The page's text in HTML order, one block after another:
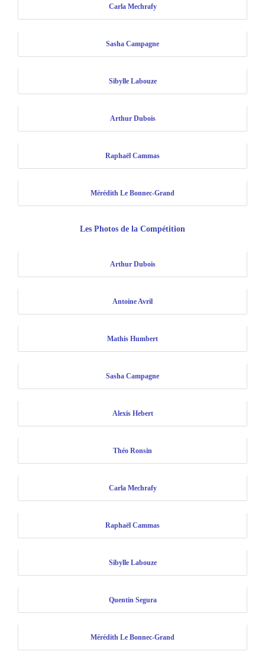
Carla Mechrafy
Sasha Campagne
Sibylle Labouze
Arthur Dubois
Raphaël Cammas
Mérédith Le Bonnec-Grand
Les Photos de la Compétition
Arthur Dubois
Antoine Avril
Mathis Humbert
Sasha Campagne
Alexis Hebert
Théo Ronsin
Carla Mechrafy
Raphaël Cammas
Sibylle Labouze
Quentin Segura
Mérédith Le Bonnec-Grand